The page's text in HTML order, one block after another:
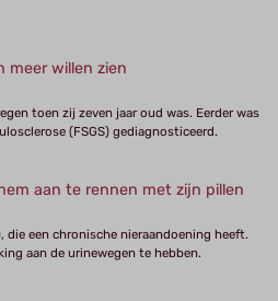
meer willen zien
toen zij zeven jaar oud was. Eerder was
(FSGS) gediagnosticeerd.
aan te rennen met zijn pillen
die een chronische nieraandoening heeft.
aan de urinewegen te hebben.